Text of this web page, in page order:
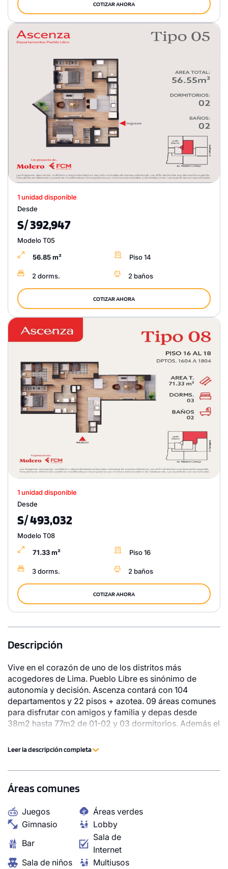
COTIZAR AHORA
1 unidad disponible
Desde
S/ 392,947
Modelo T05
56.85 m² Piso 14
2 dorms. 2 baños
COTIZAR AHORA
1 unidad disponible
Desde
S/ 493,032
Modelo T08
71.33 m² Piso 16
3 dorms. 2 baños
COTIZAR AHORA
Descripción
Vive en el corazón de uno de los distritos más
acogedores de Lima. Pueblo Libre es sinónimo de
autonomía y decisión. Ascenza contará con 104
departamentos y 22 pisos + azotea. 09 áreas comunes
para disfrutar con amigos y familia y depas desde
38m2 hasta 77m2 de 01-02 y 03 dormitorios. Además el
generación, sistema de video vigilancia las 24h, alarmas
también es un edificio 100% pet friendly. Ascenza es un
Leer la descripción completa
Áreas comunes
Juegos
Áreas verdes
Gimnasio
Lobby
Bar
Sala de
Internet
Sala de niños
Multiusos